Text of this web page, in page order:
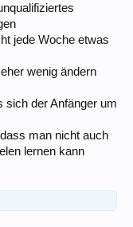
jede Woche etwas
wenig ändern
sich der Anfänger um
man nicht auch
lernen kann